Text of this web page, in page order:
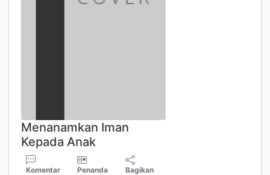
Menanamkan Iman
Kepada Anak
Komentar Penanda Bagikan